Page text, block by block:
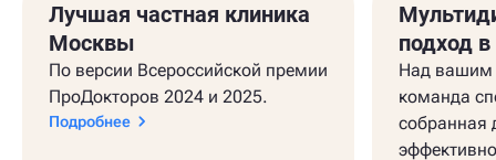
Лучшая частная клиника
Москвы
По версии Всероссийской премии
ПроДокторов 2024 и 2025.
Подробнее
подход
Над вашим
команда
собранная